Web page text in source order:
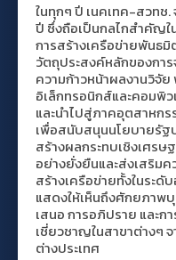
ในทุกๆ ปี เนคเทค-สวทช.
ปี ซึ่งถือเป็นกลไกสำคัญ
การสร้างเครือข่ายพันธ
วัตถุประสงค์หลักของการ
ความก้าวหน้าผลงานวิจั
อิเล็กทรอนิกส์และคอมพิว
และนำไปสู่ภาคอุตสาหก
เพื่อสนับสนุนนโยบายรัฐ
สร้างผลกระทบเชิงเศรษ
อย่างยั่งยืนและส่งเสริมค
สร้างเครือข่ายทั้งในระดั
แสดงให้เห็นถึงศักยภาพ
เสนอ การอภิปราย และ
เชี่ยวชาญในสาขาต่างๆ
ต่างประเทศ